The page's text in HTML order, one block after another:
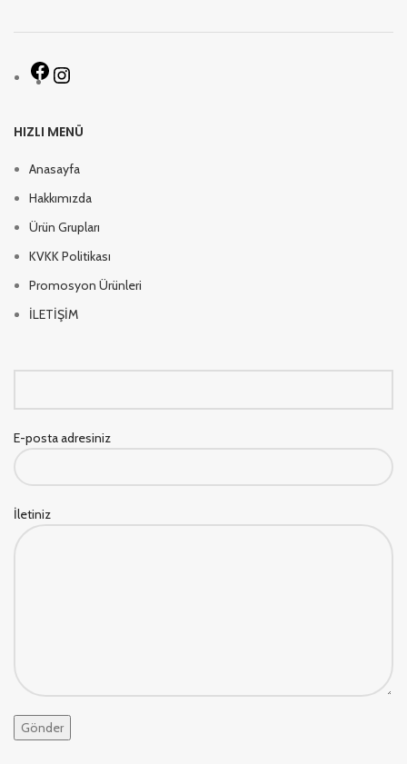
HIZLI MENÜ
Anasayfa
Hakkımızda
Ürün Grupları
KVKK Politikası
Promosyon Ürünleri
İLETİŞİM
E-posta adresiniz
İletiniz